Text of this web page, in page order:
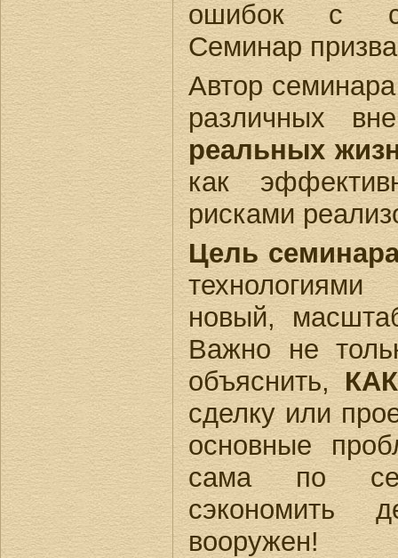
ошибок с
Семинар
Автор
различных
реальных
как
рисками
Цель
новый,
Важно не
объяснить, КАК
сделку или
основные
сама по
сэкономить
вооружен!